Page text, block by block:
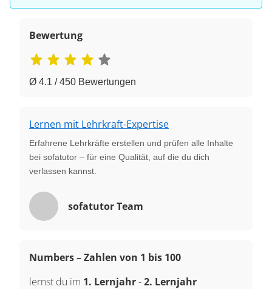
Bewertung
Ø 4.1 / 450 Bewertungen
Lernen mit Lehrkraft-Expertise
Erfahrene Lehrkräfte erstellen und prüfen alle Inhalte
bei sofatutor – für eine Qualität, auf die du dich
verlassen kannst.
sofatutor Team
Numbers – Zahlen von 1 bis 100
lernst du im 1. Lernjahr-2. Lernjahr